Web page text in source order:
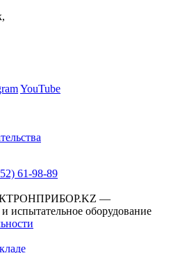
YouTube
61-98-89
—
испытательное оборудование